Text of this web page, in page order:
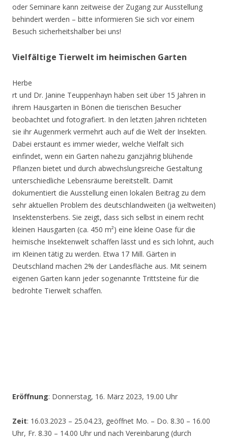
oder Seminare kann zeitweise der Zugang zur Ausstellung
behindert werden – bitte informieren Sie sich vor einem
Besuch sicherheitshalber bei uns!
Vielfältige Tierwelt im heimischen Garten
Herbe
rt und Dr. Janine Teuppenhayn haben seit über 15 Jahren in
ihrem Hausgarten in Bönen die tierischen Besucher
beobachtet und fotografiert. In den letzten Jahren richteten
sie ihr Augenmerk vermehrt auch auf die Welt der Insekten.
Dabei erstaunt es immer wieder, welche Vielfalt sich
einfindet, wenn ein Garten nahezu ganzjährig blühende
Pflanzen bietet und durch abwechslungsreiche Gestaltung
unterschiedliche Lebensräume bereitstellt. Damit
dokumentiert die Ausstellung einen lokalen Beitrag zu dem
sehr aktuellen Problem des deutschlandweiten (ja weltweiten)
Insektensterbens. Sie zeigt, dass sich selbst in einem recht
kleinen Hausgarten (ca. 450 m²) eine kleine Oase für die
heimische Insektenwelt schaffen lässt und es sich lohnt, auch
im Kleinen tätig zu werden. Etwa 17 Mill. Gärten in
Deutschland machen 2% der Landesfläche aus. Mit seinem
eigenen Garten kann jeder sogenannte Trittsteine für die
bedrohte Tierwelt schaffen.
Eröffnung: Donnerstag, 16. März 2023, 19.00 Uhr
Zeit: 16.03.2023 – 25.04.23, geöffnet Mo. – Do. 8.30 – 16.00
Uhr, Fr. 8.30 – 14.00 Uhr und nach Vereinbarung (durch